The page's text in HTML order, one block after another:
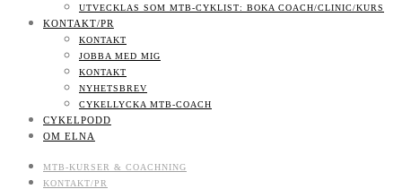
UTVECKLAS SOM MTB-CYKLIST: BOKA COACH/CLINIC/KURS
KONTAKT/PR
KONTAKT
JOBBA MED MIG
KONTAKT
NYHETSBREV
CYKELLYCKA MTB-COACH
CYKELPODD
OM ELNA
MTB-KURSER & COACHNING
KONTAKT/PR